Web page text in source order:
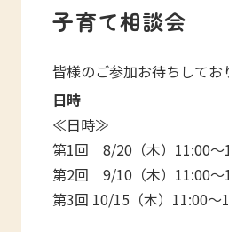
子育て相談会
皆様のご参加お待ちしてお
日時
≪日時≫
第1回 8/20（木）11:00
第2回 9/10（木）11:00～
第3回 10/15（木）11:00